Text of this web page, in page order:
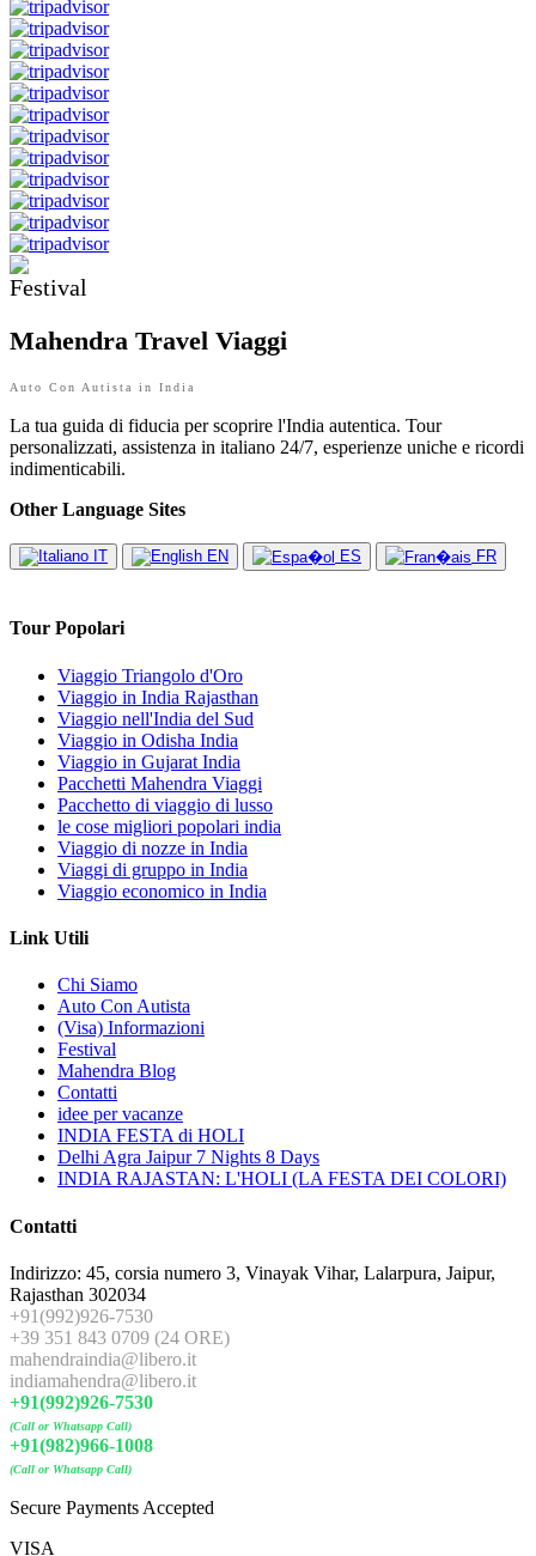
Mahendra Travel Viaggi
Auto Con Autista in India
La tua guida di fiducia per scoprire l'India autentica. Tour
personalizzati, assistenza in italiano 24/7, esperienze uniche e ricordi
indimenticabili.
Other Language Sites
IT EN ES FR
Tour Popolari
Viaggio Triangolo d'Oro
Viaggio in India Rajasthan
Viaggio nell'India del Sud
Viaggio in Odisha India
Viaggio in Gujarat India
Pacchetti Mahendra Viaggi
Pacchetto di viaggio di lusso
le cose migliori popolari india
Viaggio di nozze in India
Viaggi di gruppo in India
Viaggio economico in India
Link Utili
Chi Siamo
Auto Con Autista
(Visa) Informazioni
Festival
Mahendra Blog
Contatti
idee per vacanze
INDIA FESTA di HOLI
Delhi Agra Jaipur 7 Nights 8 Days
INDIA RAJASTAN: L'HOLI (LA FESTA DEI COLORI)
Contatti
Indirizzo: 45, corsia numero 3, Vinayak Vihar, Lalarpura, Jaipur,
Rajasthan 302034
+91(992)926-7530
+39 351 843 0709 (24 ORE)
mahendraindia@libero.it
indiamahendra@libero.it
+91(992)926-7530
(Call or Whatsapp Call)
+91(982)966-1008
(Call or Whatsapp Call)
Secure Payments Accepted
VISA